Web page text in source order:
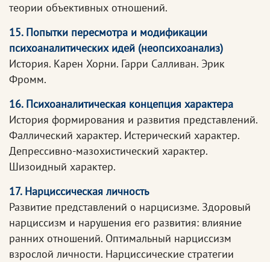
теории объективных отношений.
15. Попытки пересмотра и модификации
психоаналитических идей (неопсихоанализ)
История. Карен Хорни. Гарри Салливан. Эрик
Фромм.
16. Психоаналитическая концепция характера
История формирования и развития представлений.
Фаллический характер. Истерический характер.
Депрессивно-мазохистический характер.
Шизоидный характер.
17. Нарциссическая личность
Развитие представлений о нарцисизме. Здоровый
нарциссизм и нарушения его развития: влияние
ранних отношений. Оптимальный нарциссизм
взрослой личности. Нарциссические стратегии